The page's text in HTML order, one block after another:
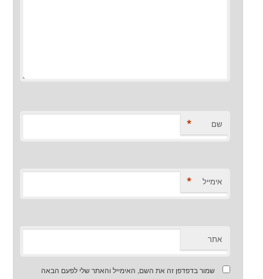
שם *
אימייל *
אתר
שמור בדפדפן זה את השם, האימייל והאתר שלי לפעם הבאה